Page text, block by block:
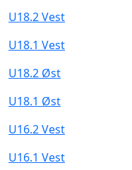
U18.2 Vest
U18.1 Vest
U18.2 Øst
U18.1 Øst
U16.2 Vest
U16.1 Vest